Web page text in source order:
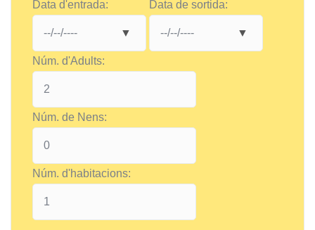
Data d'entrada: Data de sortida:
Núm. d'Adults:
Núm. de Nens:
Núm. d'habitacions: